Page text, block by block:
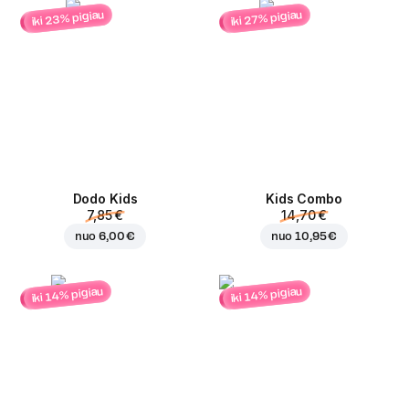
iki 23% pigiau
Dodo Kids
7,85 €
nuo6,00 €
iki 27% pigiau
Kids Combo
14,70 €
nuo10,95 €
iki 14% pigiau iki 14% pigiau